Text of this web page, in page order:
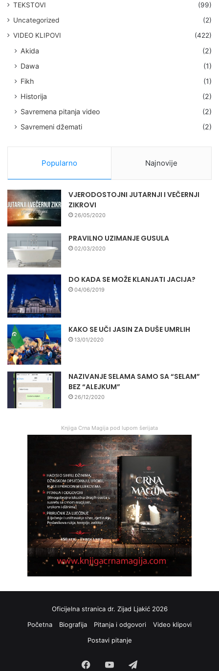
TEKSTOVI
(99)
Uncategorized
(2)
VIDEO KLIPOVI
(422)
Akida
(2)
Dawa
(1)
Fikh
(1)
Historija
(2)
Savremena pitanja video
(2)
Savremeni džemati
(2)
Popularno Najnovije
VJERODOSTOJNI JUTARNJI I VEČERNJI
ZIKROVI
26/05/2020
PRAVILNO UZIMANJE GUSULA
02/03/2020
DO KADA SE MOŽE KLANJATI JACIJA?
04/06/2019
KAKO SE UČI JASIN ZA DUŠE UMRLIH
13/01/2020
NAZIVANJE SELAMA SAMO SA “SELAM”
BEZ “ALEJKUM”
26/12/2020
Knjiga Crna Magija pod lupom šerijata
Oficijelna stranica dr. Zijad Ljakić 2026
Početna
Biografija Pitanja i odgovori
Video klipovi
Postavi pitanje
FacebookYouTube